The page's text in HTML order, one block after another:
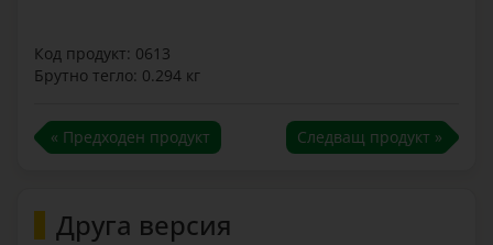
Код продукт: 0613
Брутно тегло: 0.294 кг
« Предходен продукт Следващ продукт »
Друга версия